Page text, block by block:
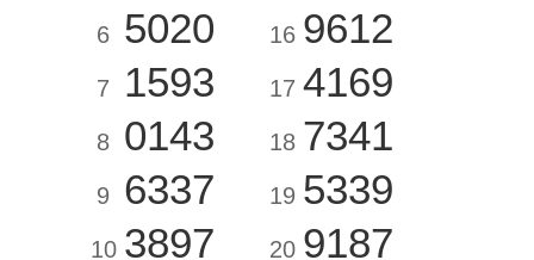
6 5020
7 1593
8 0143
9 6337
10 3897
16 9612
17 4169
18 7341
19 5339
20 9187